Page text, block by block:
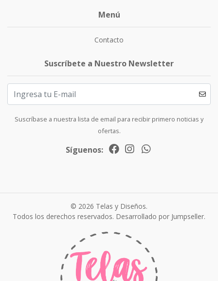
Menú
Contacto
Suscríbete a Nuestro Newsletter
Suscríbase a nuestra lista de email para recibir primero noticias y
ofertas.
Síguenos:
© 2026 Telas y Diseños.
Todos los derechos reservados. Desarrollado por Jumpseller.